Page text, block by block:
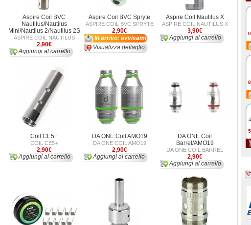
Aspire Coil BVC
Nautilus/Nautilus
Mini/Nautilus 2/Nautilus 2S
ASPIRE COIL NAUTILUS
2,90€
Aggiungi al carrello
Aspire Coil BVC Spryte
ASPIRE COIL BVC SPRYTE
2,90€
In arrivo: avvisami
Visualizza dettaglio
Aspire Coil Nautilus X
ASPIRE COIL NAUTILUS X
3,90€
Aggiungi al carrello
Coil CE5+
COIL CE5+
2,90€
Aggiungi al carrello
DA ONE Coil AMO19
DA ONE COIL AMO19
2,90€
Aggiungi al carrello
DA ONE Coil
Barrel/AMO19
DA ONE COIL BARREL
2,90€
Aggiungi al carrello